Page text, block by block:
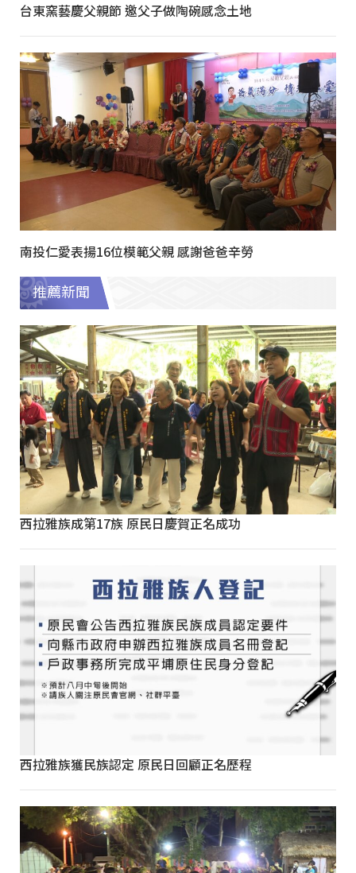
台東窯藝慶父親節 邀父子做陶碗感念土地
南投仁愛表揚16位模範父親 感謝爸爸辛勞
推薦新聞
西拉雅族成第17族 原民日慶賀正名成功
西拉雅族獲民族認定 原民日回顧正名歷程